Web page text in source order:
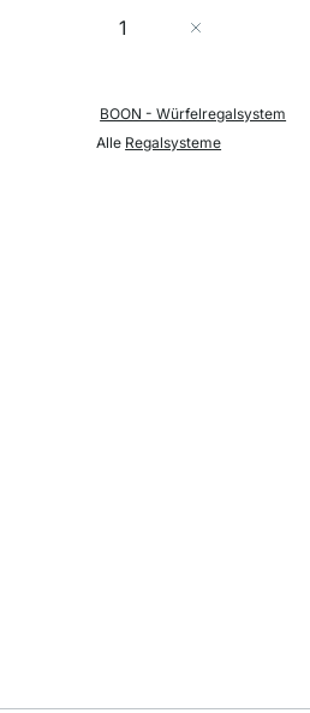
Menge
BOON - Würfelregalsystem
Alle Regalsysteme